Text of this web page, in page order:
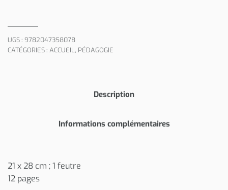
UGS : 9782047358078
CATÉGORIES : ACCUEIL, PÉDAGOGIE
Description
Informations complémentaires
21 x 28 cm ; 1 feutre
12 pages